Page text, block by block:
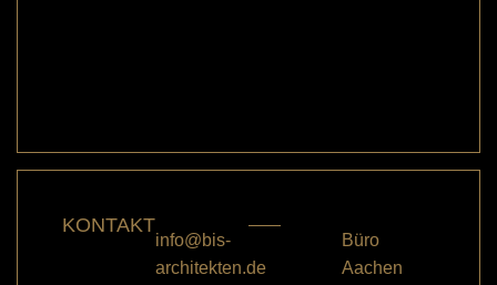
KONTAKT
info@bis-
architekten.de
Büro
Aachen